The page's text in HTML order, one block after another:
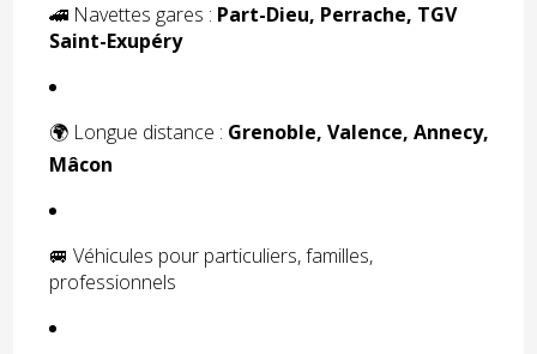
🚄 Navettes gares : Part-Dieu, Perrache, TGV
Saint-Exupéry
🌍 Longue distance : Grenoble, Valence, Annecy,
Mâcon
🚐 Véhicules pour particuliers, familles,
professionnels